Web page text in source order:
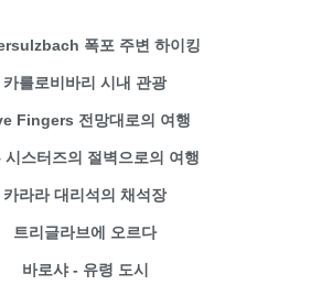
폭포 주변 하이킹
카를로비바리 시내 관광
Fingers 전망대로의 여행
시스터즈의 절벽으로의 여행
카라라 대리석의 채석장
트리글라브에 오르다
바로샤 - 유령 도시